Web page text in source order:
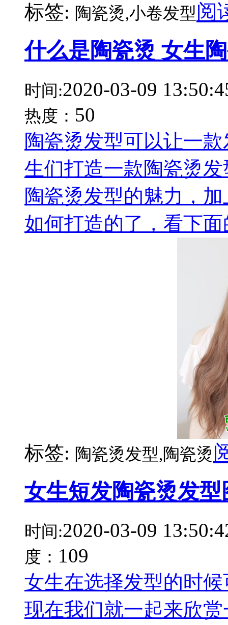
标签: 陶瓷烫,小卷发型阅
什么是陶瓷烫 女生
时间:2020-03-09
热度： 50
陶瓷烫发型可以让一
生们打造一款陶瓷烫
陶瓷烫发型的魅力，
如何打造的了，看下
标签: 陶瓷烫发型,陶瓷烫
女生短发陶瓷烫发型
时间:2020-03-09
度： 109
女生在选择发型的时
现在我们就一起来欣